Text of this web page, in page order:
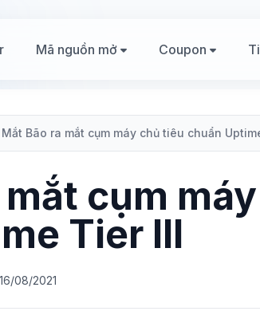
Mã nguồn mở Coupon
Mắt Bão ra mắt cụm máy chủ tiêu chuẩn
cụm
Tier III
08/2021